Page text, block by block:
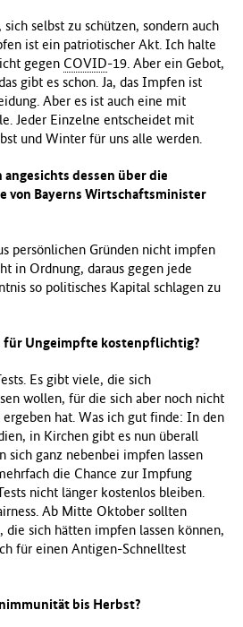
selbst zu schützen, sondern auch
ist ein patriotischer Akt. Ich halte
gegen COVID-19. Aber ein Gebot,
gibt es schon. Ja, das Impfen ist
Aber es ist auch eine mit
Jeder Einzelne entscheidet mit
und Winter für uns alle werden.
angesichts dessen über die
Bayerns Wirtschaftsminister
persönlichen Gründen nicht impfen
in Ordnung, daraus gegen jede
so politisches Kapital schlagen zu
für Ungeimpfte kostenpflichtig?
Es gibt viele, die sich
wollen, für die sich aber noch nicht
hat. Was ich gut finde: In den
in Kirchen gibt es nun überall
sich ganz nebenbei impfen lassen
die Chance zur Impfung
nicht länger kostenlos bleiben.
Ab Mitte Oktober sollten
die sich hätten impfen lassen können,
für einen Antigen-Schnelltest
bis Herbst?